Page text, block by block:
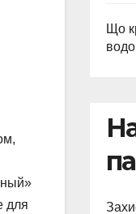
для
Що